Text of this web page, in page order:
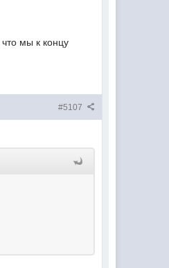
мы к концу
#5107